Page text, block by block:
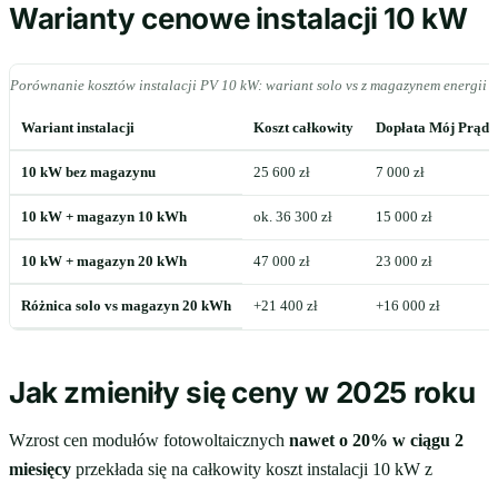
Warianty cenowe instalacji 10 kW
Porównanie kosztów instalacji PV 10 kW: wariant solo vs z magazynem energii
Wariant instalacji Koszt całkowity Dopłata Mój Prąd
10 kW bez magazynu 25 600 zł 7 000 zł
10 kW + magazyn 10 kWh ok. 36 300 zł 15 000 zł
10 kW + magazyn 20 kWh 47 000 zł 23 000 zł
Różnica solo vs magazyn 20 kWh +21 400 zł +16 000 zł
Jak zmieniły się ceny w 2025 roku
Wzrost cen modułów fotowoltaicznych nawet o 20% w ciągu 2
miesięcy przekłada się na całkowity koszt instalacji 10 kW z